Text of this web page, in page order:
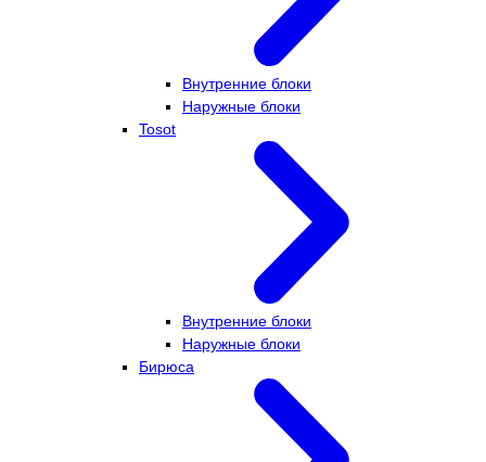
Внутренние блоки
Наружные блоки
Tosot
Внутренние блоки
Наружные блоки
Бирюса